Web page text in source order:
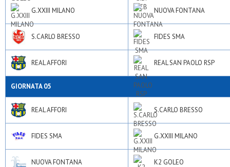
G.XXIII MILANO NUOVA FONTANA
S.CARLO BRESSO FIDES SMA
REAL AFFORI REAL SAN PAOLO RSP
GIORNATA 05
REAL AFFORI S.CARLO BRESSO
FIDES SMA G.XXIII MILANO
NUOVA FONTANA K2 GOLEO